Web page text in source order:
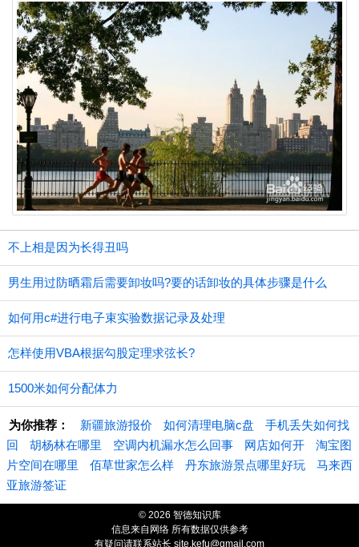
不上相是因为长得丑吗
男生用过防晒霜后需要卸妆吗?要的话卸妆的具体步骤是什么
如何用c#进行电子束实验数据记录及处理
怎样使用VBA根据勾股定理求弦长?
1500米如何分配体力
为你推荐： 新疆旅游报价 如何清理电脑c盘
手机丢失如何找
回
胡杨林在哪里 空调内机漏水怎么回事 网店如何开
淘宝图
片空间在哪里
佰草世家怎么样 丹东旅游景点哪里好玩
马来西
亚旅游签证
© 2026 智德知识库
信息来自网络 所有数据仅供参考
有疑问请联系站长 site.kefu@gmail.com